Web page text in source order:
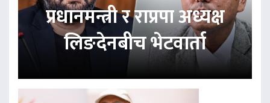
प्रधानमन्त्री र राप्रपा अध्यक्ष
लिङदेनबीच भेटवार्ता